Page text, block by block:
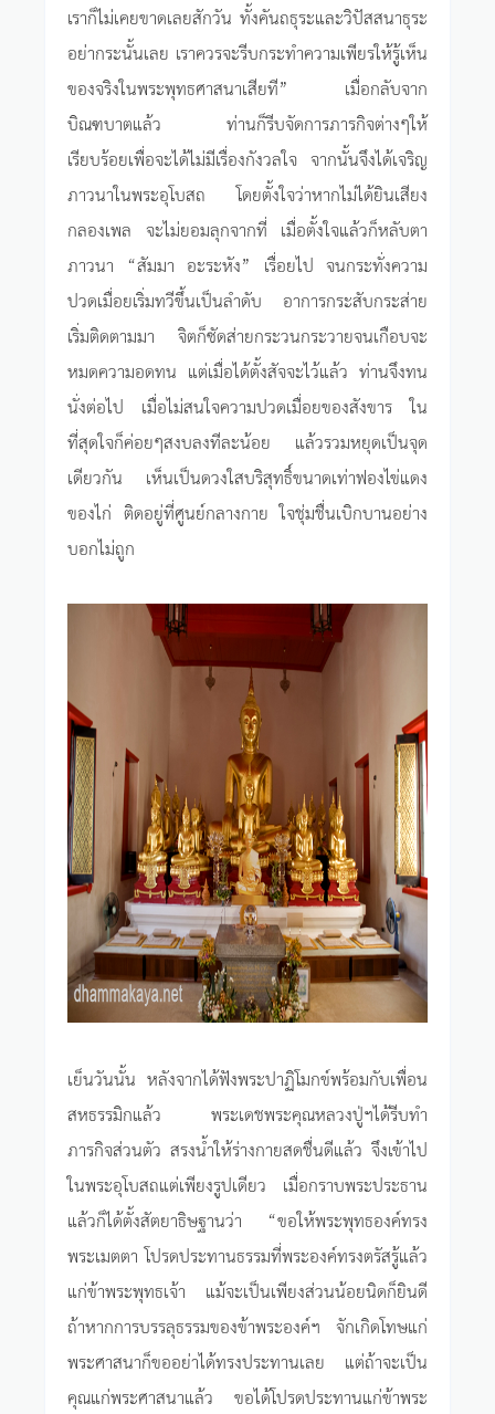
เราก็ไม่เคยขาดเลยสักวัน ทั้งคันถธุระและวิปัสสนาธุระ
อย่ากระนั้นเลย เราควรจะรีบกระทำความเพียรให้รู้เห็น
ของจริงในพระพุทธศาสนาเสียที” เมื่อกลับจาก
บิณฑบาตแล้ว ท่านก็รีบจัดการภารกิจต่างๆให้
เรียบร้อยเพื่อจะได้ไม่มีเรื่องกังวลใจ จากนั้นจึงได้เจริญ
ภาวนาในพระอุโบสถ โดยตั้งใจว่าหากไม่ได้ยินเสียง
กลองเพล จะไม่ยอมลุกจากที่ เมื่อตั้งใจแล้วก็หลับตา
ภาวนา “สัมมา อะระหัง” เรื่อยไป จนกระทั่งความ
ปวดเมื่อยเริ่มทวีขึ้นเป็นลำดับ อาการกระสับกระส่าย
เริ่มติดตามมา จิตก็ซัดส่ายกระวนกระวายจนเกือบจะ
หมดความอดทน แต่เมื่อได้ตั้งสัจจะไว้แล้ว ท่านจึงทน
นั่งต่อไป เมื่อไม่สนใจความปวดเมื่อยของสังขาร ใน
ที่สุดใจก็ค่อยๆสงบลงทีละน้อย แล้วรวมหยุดเป็นจุด
เดียวกัน เห็นเป็นดวงใสบริสุทธิ์ขนาดเท่าฟองไข่แดง
ของไก่ ติดอยู่ที่ศูนย์กลางกาย ใจชุ่มชื่นเบิกบานอย่าง
บอกไม่ถูก
เย็นวันนั้น หลังจากได้ฟังพระปาฏิโมกข์พร้อมกับเพื่อน
สหธรรมิกแล้ว พระเดชพระคุณหลวงปู่ฯได้รีบทำ
ภารกิจส่วนตัว สรงน้ำให้ร่างกายสดชื่นดีแล้ว จึงเข้าไป
ในพระอุโบสถแต่เพียงรูปเดียว เมื่อกราบพระประธาน
แล้วก็ได้ตั้งสัตยาธิษฐานว่า “ขอให้พระพุทธองค์ทรง
พระเมตตา โปรดประทานธรรมที่พระองค์ทรงตรัสรู้แล้ว
แก่ข้าพระพุทธเจ้า แม้จะเป็นเพียงส่วนน้อยนิดก็ยินดี
ถ้าหากการบรรลุธรรมของข้าพระองค์ฯ จักเกิดโทษแก่
พระศาสนาก็ขออย่าได้ทรงประทานเลย แต่ถ้าจะเป็น
คุณแก่พระศาสนาแล้ว ขอได้โปรดประทานแก่ข้าพระ